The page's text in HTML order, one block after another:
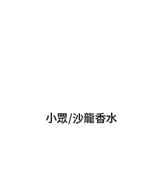
小眾/沙龍香水